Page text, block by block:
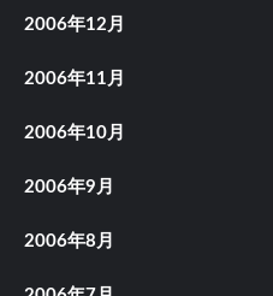
2006年12月
2006年11月
2006年10月
2006年9月
2006年8月